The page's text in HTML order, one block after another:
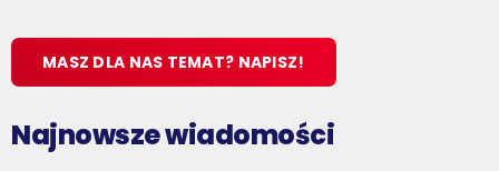
MASZ DLA NAS TEMAT? NAPISZ!
Najnowsze wiadomości